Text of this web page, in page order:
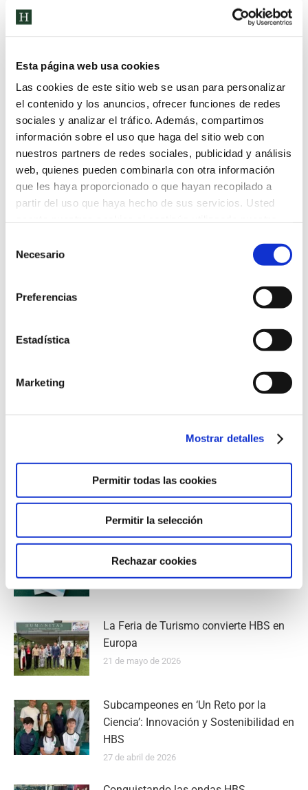
Esta página web usa cookies
Las cookies de este sitio web se usan para personalizar
el contenido y los anuncios, ofrecer funciones de redes
sociales y analizar el tráfico. Además, compartimos
información sobre el uso que haga del sitio web con
nuestros partners de redes sociales, publicidad y análisis
web, quienes pueden combinarla con otra información
que les haya proporcionado o que hayan recopilado a
partir del uso que haya hecho de sus servicios. Usted
Necesario
Preferencias
Estadística
Marketing
Mostrar detalles
Permitir todas las cookies
Permitir la selección
Rechazar cookies
Roberta Metsola, Presidenta del Parlamento
Europeo, en el que los jóvenes de Madrid
desearon en relación con el presente y futuro de
la UE.
Categoría:Noticias 30 de mayo de 2023
Etiquetas: Alumnos Humanitas Aprender Bachillerato Compañerismo
Conocer Cooperativo Diversión Parlamento europeo Presentación
profesores Trabajo
La importancia de la convivencia
Model European Union
Related Posts
No es de otro planeta
8 de julio de 2026
La Feria de Turismo convierte HBS en
Europa
21 de mayo de 2026
Subcampeones en ‘Un Reto por la
Ciencia’: Innovación y Sostenibilidad en
HBS
27 de abril de 2026